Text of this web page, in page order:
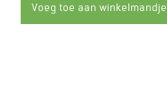
Voeg toe aan winkelmandje